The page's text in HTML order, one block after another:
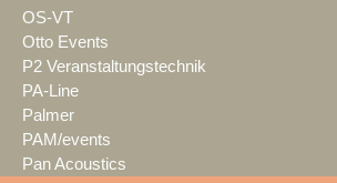
OS-VT
Otto Events
P2 Veranstaltungstechnik
PA-Line
Palmer
PAM/events
Pan Acoustics